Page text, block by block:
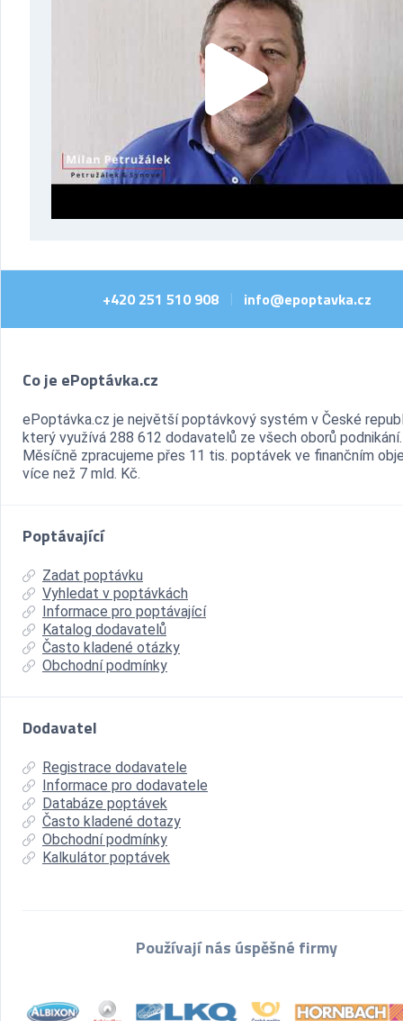
+420 251 510 908 info@epoptavka.cz
Co je ePoptávka.cz
ePoptávka.cz je největší poptávkový systém v České
který využívá 288 612 dodavatelů ze všech oborů podnikání.
Měsíčně zpracujeme přes 11 tis. poptávek ve finančním
více než 7 mld. Kč.
Poptávající
Zadat poptávku
Vyhledat v poptávkách
Informace pro poptávající
Katalog dodavatelů
Často kladené otázky
Obchodní podmínky
Dodavatel
Registrace dodavatele
Informace pro dodavatele
Databáze poptávek
Často kladené dotazy
Obchodní podmínky
Kalkulátor poptávek
Používají nás úspěšné firmy